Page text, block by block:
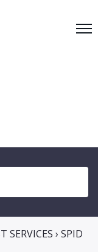
SERVICES › SPID